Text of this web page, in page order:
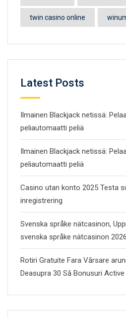
twin casino online
Latest Posts
Ilmainen Blackjack netissä:
peliautomaatti peliä
Ilmainen Blackjack netissä:
peliautomaatti peliä
Casino utan konto 2025 Testa
inregistrering
Svenska språke nätcasinon,
svenska språke nätcasinon 2026
Rotiri Gratuite Fara Vărsare
Deasupra 30 Să Bonusuri Active